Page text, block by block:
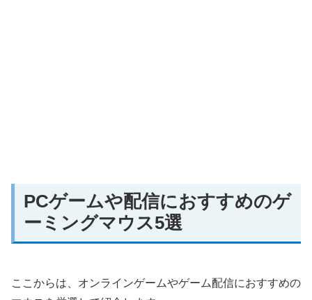
PCゲームや配信におすすめのゲ
ーミングマウス5選
ここからは、オンラインゲームやゲーム配信におすすめの